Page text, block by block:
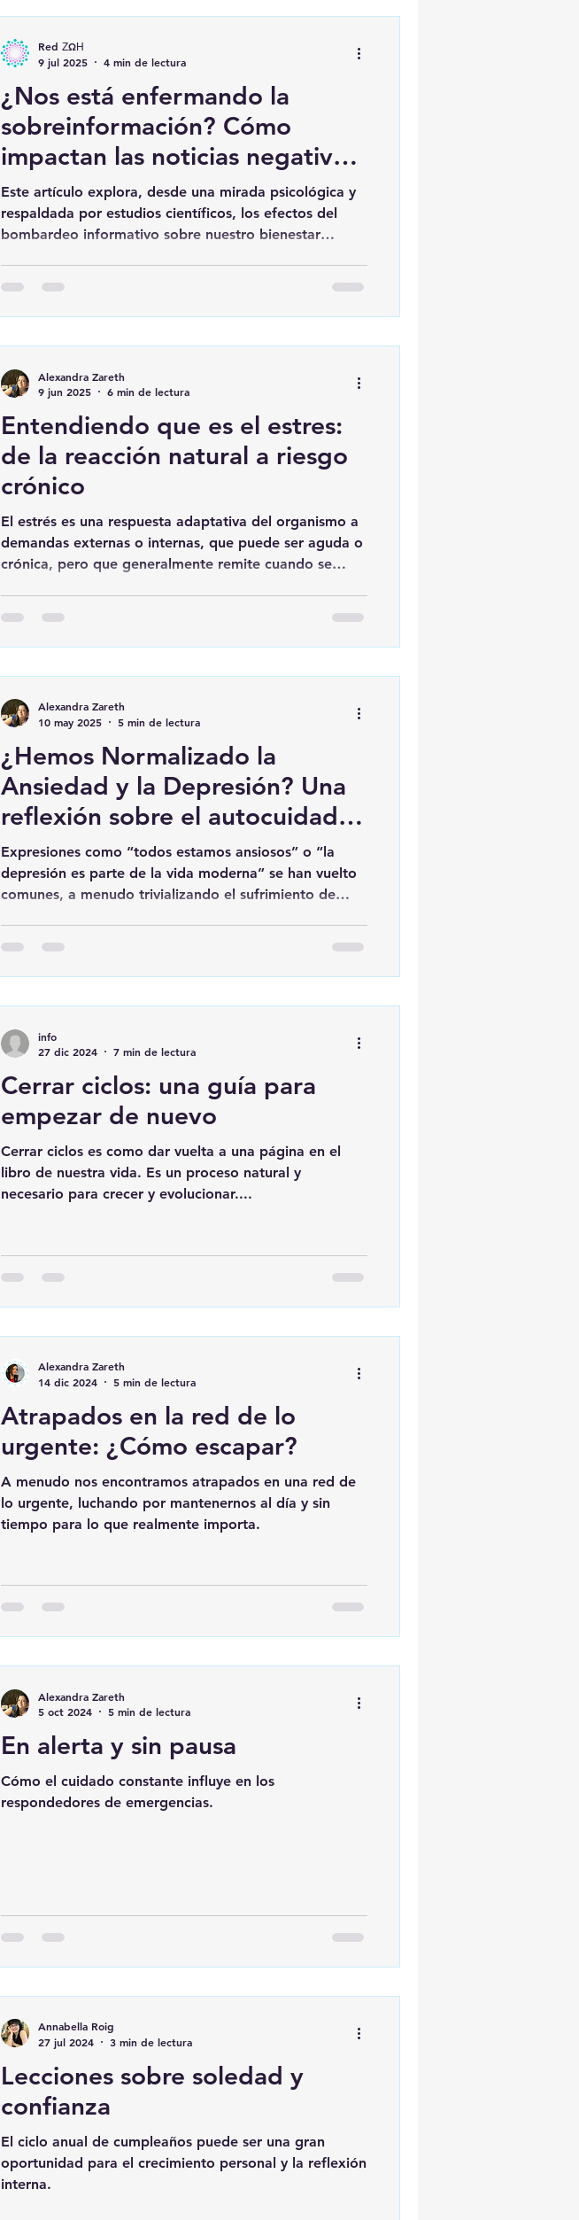
la p
¿Nos está enfermando la
sobreinformación? Cómo
impactan las noticias negativas
en nuestra salud mental
Este artículo explora, desde una mirada psicológica y
respaldada por estudios científicos, los efectos del
bombardeo informativo sobre nuestro bienestar
Red ΖΩΗ
9 jul 2025
4 min de lectura
Entendiendo que es el estres:
de la reacción natural a riesgo
crónico
El estrés es una respuesta adaptativa del organismo a
demandas externas o internas, que puede ser aguda o
crónica, pero que generalmente remite cuando se
Alexandra Zareth
9 jun 2025
6 min de lectura
¿Hemos Normalizado la
Ansiedad y la Depresión? Una
reflexión sobre el autocuidado
y el apoyo psicológico
Expresiones como “todos estamos ansiosos” o “la
depresión es parte de la vida moderna” se han vuelto
comunes, a menudo trivializando el sufrimiento de
Alexandra Zareth
10 may 2025
5 min de lectura
Cerrar ciclos: una guía para
empezar de nuevo
Cerrar ciclos es como dar vuelta a una página en el
libro de nuestra vida. Es un proceso natural y
necesario para crecer y evolucionar....
info
27 dic 2024
7 min de lectura
Atrapados en la red de lo
urgente: ¿Cómo escapar?
A menudo nos encontramos atrapados en una red de
lo urgente, luchando por mantenernos al día y sin
tiempo para lo que realmente importa.
Alexandra Zareth
14 dic 2024
5 min de lectura
En alerta y sin pausa
Cómo el cuidado constante influye en los
respondedores de emergencias.
Alexandra Zareth
5 oct 2024
5 min de lectura
Lecciones sobre soledad y
confianza
El ciclo anual de cumpleaños puede ser una gran
oportunidad para el crecimiento personal y la reflexión
interna.
Annabella Roig
27 jul 2024
3 min de lectura